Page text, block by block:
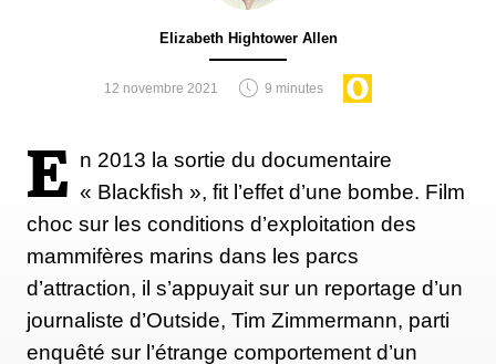
Elizabeth Hightower Allen
12 novembre 2021 9 minutes
E n 2013 la sortie du documentaire
« Blackfish », fit l’effet d’une bombe. Film
choc sur les conditions d’exploitation des
mammifères marins dans les parcs
d’attraction, il s’appuyait sur un reportage d’un
journaliste d’Outside, Tim Zimmermann, parti
enquêté sur l’étrange comportement d’un